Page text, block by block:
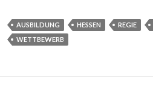
AUSBILDUNG HESSEN REGIE
WETTBEWERB